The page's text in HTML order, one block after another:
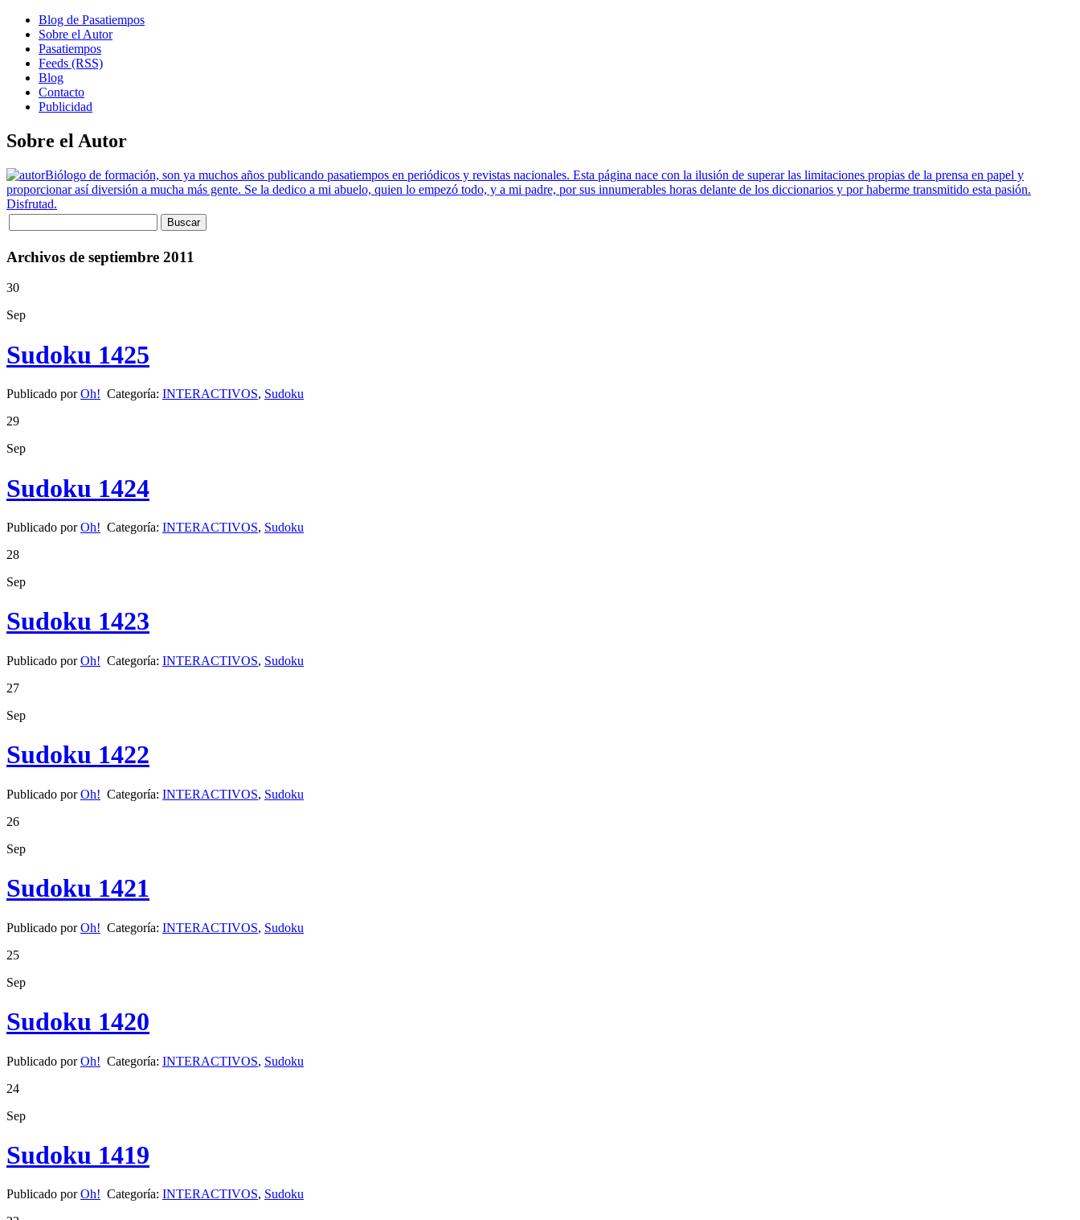
Blog de Pasatiempos
Sobre el Autor
Pasatiempos
Feeds (RSS)
Blog
Contacto
Publicidad
Sobre el Autor
Biólogo de formación, son ya muchos años publicando pasatiempos en periódicos y revistas nacionales. Esta página nace con la ilusión de superar las limitaciones propias de la prensa en papel y
proporcionar así diversión a mucha más gente. Se la dedico a mi abuelo, quien lo empezó todo, y a mi padre, por sus innumerables horas delante de los diccionarios y por haberme transmitido esta pasión.
Disfrutad.
Archivos de septiembre 2011
30
Sep
Sudoku 1425
Publicado porOh! Categoría: INTERACTIVOS, Sudoku
29
Sep
Sudoku 1424
Publicado porOh! Categoría: INTERACTIVOS, Sudoku
28
Sep
Sudoku 1423
Publicado porOh! Categoría: INTERACTIVOS, Sudoku
27
Sep
Sudoku 1422
Publicado porOh! Categoría: INTERACTIVOS, Sudoku
26
Sep
Sudoku 1421
Publicado porOh! Categoría: INTERACTIVOS, Sudoku
25
Sep
Sudoku 1420
Publicado porOh! Categoría: INTERACTIVOS, Sudoku
24
Sep
Sudoku 1419
Publicado porOh! Categoría: INTERACTIVOS, Sudoku